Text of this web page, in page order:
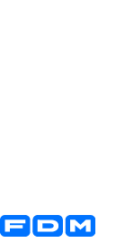
Yderligere